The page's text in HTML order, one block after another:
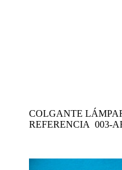
COLGANTE
REFERENCIA 003-